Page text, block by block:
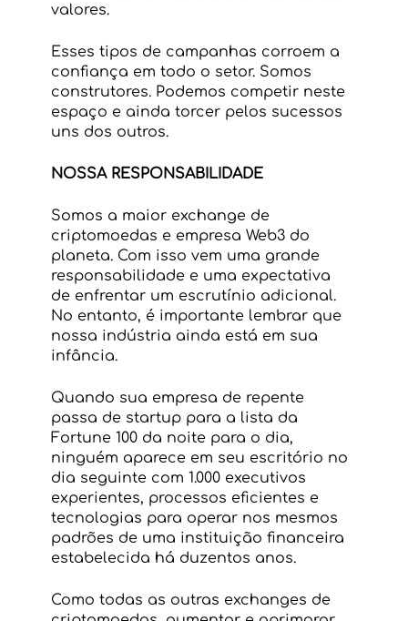
valores.
Esses tipos de campanhas corroem a
confiança em todo o setor. Somos
construtores. Podemos competir neste
espaço e ainda torcer pelos sucessos
uns dos outros.
NOSSA RESPONSABILIDADE
Somos a maior exchange de
criptomoedas e empresa Web3 do
planeta. Com isso vem uma grande
responsabilidade e uma expectativa
de enfrentar um escrutínio adicional.
No entanto, é importante lembrar que
nossa indústria ainda está em sua
infância.
Quando sua empresa de repente
passa de startup para a lista da
Fortune 100 da noite para o dia,
ninguém aparece em seu escritório no
dia seguinte com 1.000 executivos
experientes, processos eficientes e
tecnologias para operar nos mesmos
padrões de uma instituição financeira
estabelecida há duzentos anos.
Como todas as outras exchanges de